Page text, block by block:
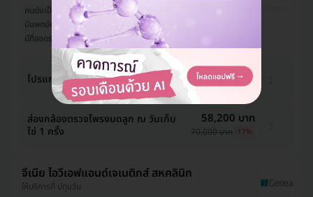
คนดังเป็นลูกค้า
รีวิวดีลูกค้ารัก
มีแพทย์ประจำคลินิก
เลือกตรวจกับหมอ ผญ ได้
มีที่จอดรถมากกว่า 3 คัน
โปรแกรมแช่แข็งไข่ 10 ใบ ต่อ 1 ปี 41,225 บาท
50,000 บาท -18%
ส่องกล้องตรวจโพรงมดลูก ณ วันเก็บ
ไข่ 1 ครั้ง
58,200 บาท
70,000 บาท -17%
จีเนีย ไอวีเอฟแอนด์เจเนติกส์ สหคลินิก
ให้บริการที่ ปทุมวัน